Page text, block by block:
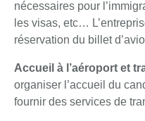
nécessaires pour
les visas, etc…
réservation du billet
Accueil à l’aéroport et
organiser l’accueil du
fournir des services de